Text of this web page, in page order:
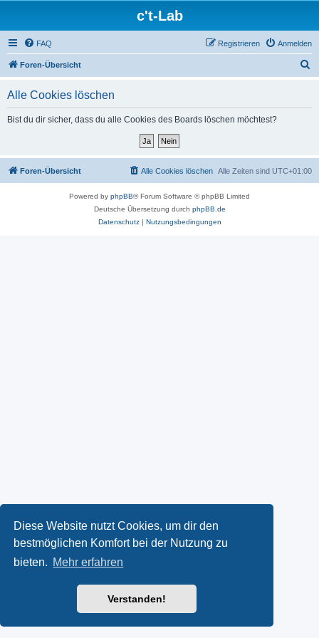
Diese Website nutzt Cookies, um dir den
bestmöglichen Komfort bei der Nutzung zu
bieten. Mehr erfahren
Verstanden!
c't-Lab
FAQ Anmelden
Registrieren
Foren-Übersicht
Alle Cookies löschen
Bist du dir sicher, dass du alle Cookies des Boards löschen möchtest?
Foren-Übersicht Alle Zeiten sind UTC+01:00
Alle Cookies löschen
Powered by phpBB® Forum Software © phpBB Limited
Deutsche Übersetzung durch phpBB.de
Datenschutz| Nutzungsbedingungen